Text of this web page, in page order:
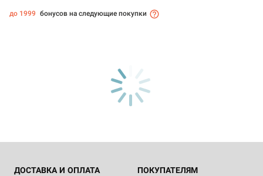
до 1999 бонусов на следующие покупки
ДОСТАВКА И ОПЛАТА ПОКУПАТЕЛЯМ